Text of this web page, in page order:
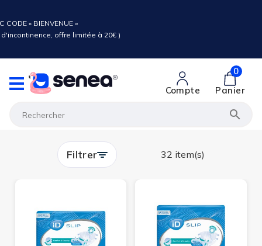
CODE « BIENVENUE »
offre limitée à 20€ )

Compte
0
Panier
Filtrer 32 item(s)